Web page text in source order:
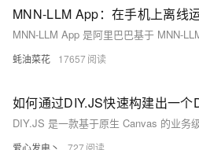
蚝油菜花 17657
如何通过DIY.JS快速构建出一个